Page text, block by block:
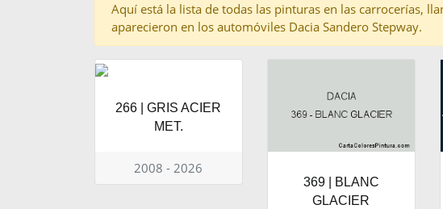
Aquí está la lista de todas las pinturas en las carrocerías,
aparecieron en los automóviles Dacia Sandero Stepway.
266 | GRIS ACIER
MET.
2008 - 2026
369 | BLANC
GLACIER